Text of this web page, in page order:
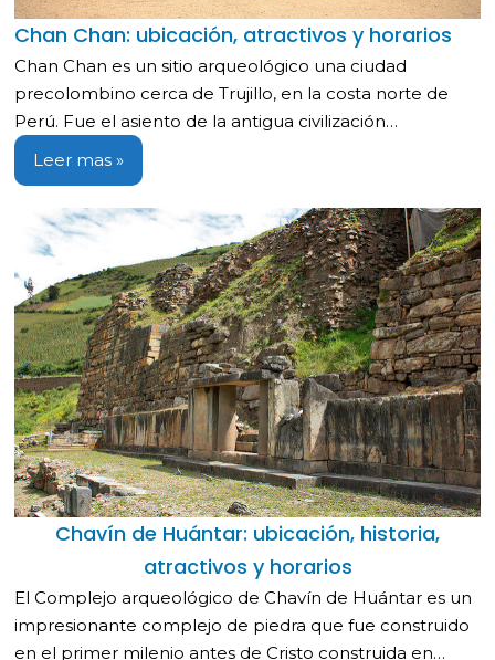
Chan Chan: ubicación, atractivos y horarios
Chan Chan es un sitio arqueológico una ciudad
precolombino cerca de Trujillo, en la costa norte de
Perú. Fue el asiento de la antigua civilización…
Leer mas »
Chavín de Huántar: ubicación, historia,
atractivos y horarios
El Complejo arqueológico de Chavín de Huántar es un
impresionante complejo de piedra que fue construido
en el primer milenio antes de Cristo construida en…